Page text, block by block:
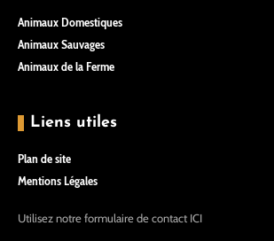
Animaux Domestiques
Animaux Sauvages
Animaux de la Ferme
Liens utiles
Plan de site
Mentions Légales
Utilisez notre formulaire de contact ICI